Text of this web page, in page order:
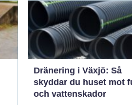
Dränering i Växjö: Så
skyddar du huset mot
och vattenskador